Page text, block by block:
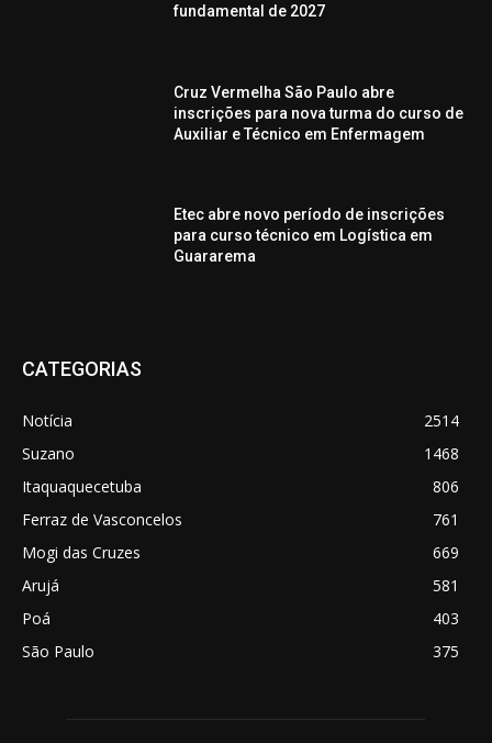
fundamental de 2027
Cruz Vermelha São Paulo abre
inscrições para nova turma do curso de
Auxiliar e Técnico em Enfermagem
Etec abre novo período de inscrições
para curso técnico em Logística em
Guararema
CATEGORIAS
Notícia
2514
Suzano
1468
Itaquaquecetuba
806
Ferraz de Vasconcelos
761
Mogi das Cruzes
669
Arujá
581
Poá
403
São Paulo
375